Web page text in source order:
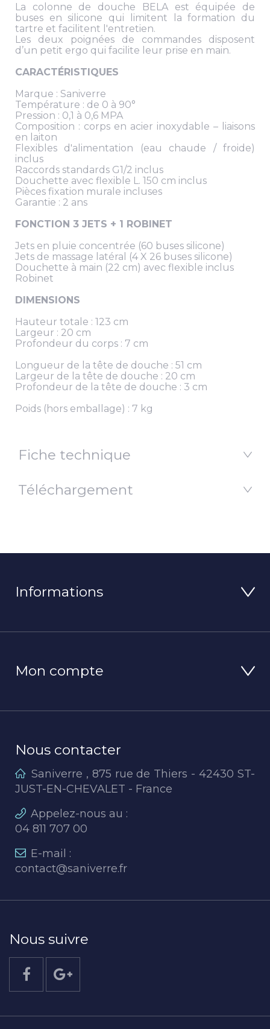
La colonne de douche BELA est équipée de
buses en silicone qui limitent la formation du
tartre et facilitent l'entretien.
Les deux poignées de commandes disposent
d’un petit ergo qui facilite leur prise en main.
CARACTÉRISTIQUES
Marque : Saniverre
Température : de 0 à 90°
Pression : 0,1 à 0,6 MPA
Composition : corps en acier inoxydable – liaisons
en laiton
Flexibles d'alimentation (eau chaude / froide)
inclus
Raccords standards G1/2 inclus
Douchette avec flexible L. 150 cm inclus
Pièces fixation murale incluses
Garantie : 2 ans
FONCTION 3 JETS + 1 ROBINET
Jets en pluie concentrée (60 buses silicone)
Jets de massage latéral (4 X 26 buses silicone)
Douchette à main (22 cm) avec flexible inclus
Robinet
DIMENSIONS
Hauteur totale : 123 cm
Largeur : 20 cm
Profondeur du corps : 7 cm
Longueur de la tête de douche : 51 cm
Largeur de la tête de douche : 20 cm
Profondeur de la tête de douche : 3 cm
Poids (hors emballage) : 7 kg
Fiche technique
Téléchargement
Informations
Mon compte
Nous contacter
Saniverre , 875 rue de Thiers - 42430 ST-
JUST-EN-CHEVALET - France
Appelez-nous au :
04 811 707 00
E-mail :
contact@saniverre.fr
Nous suivre